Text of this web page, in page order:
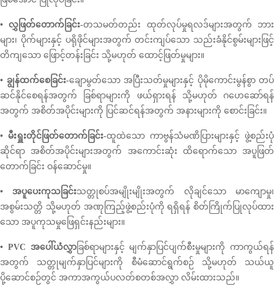
• လွှဖြတ်တောက်ခြင်း-တသမတ်တည်း ထုတ်လုပ်မှုရလဒ်များအတွက် ဘား
များ၊ ပိုက်များနှင့် ပရိုဖိုင်များအတွက် တင်းကျပ်သော သည်းခံနိုင်စွမ်းများဖြင့်
တိကျသော ဖြောင့်တန်းခြင်း သို့မဟုတ် ထောင့်ဖြတ်မှုများ။
• ချွန်ထက်စေခြင်း-ချောမွတ်သော အပြီးသတ်မှုများနှင့် ပိုမိုကောင်းမွန်စွာ တပ်
ဆင်နိုင်စေရန်အတွက် ခြစ်ရာများကို ဖယ်ရှားရန် သို့မဟုတ် ဂဟေဆော်ရန်
အတွက် အစိတ်အပိုင်းများကို ပြင်ဆင်ရန်အတွက် အနားများကို စောင်းခြင်း။
• မီးရှူးတိုင်ဖြတ်တောက်ခြင်း-ထူထဲသော ကာဗွန်သံမဏိပြားများနှင့် ဖွဲ့စည်းပုံ
ဆိုင်ရာ အစိတ်အပိုင်းများအတွက် အကောင်းဆုံး ထိရောက်သော အပူဖြတ်
တောက်ခြင်း ဝန်ဆောင်မှု။
• အပူပေးကုသခြင်းသတ္တုစပ်အမျိုးမျိုးအတွက် လိုချင်သော မာကျောမှု၊
အစွမ်းသတ္တိ သို့မဟုတ် အဏုကြည့်ဖွဲ့စည်းပုံကို ရရှိရန် စိတ်ကြိုက်ပြုလုပ်ထား
သော အပူကုသမှုဖြေရှင်းနည်းများ။
• PVC အပေါ်ယံလွှာခြစ်ရာများနှင့် မျက်နှာပြင်ပျက်စီးမှုများကို ကာကွယ်ရန်
အတွက် သတ္တုမျက်နှာပြင်များကို စီမံဆောင်ရွက်စဉ် သို့မဟုတ် သယ်ယူ
ပို့ဆောင်စဉ်တွင် အကာအကွယ်ပလတ်စတစ်အလွှာ လိမ်းထားသည်။